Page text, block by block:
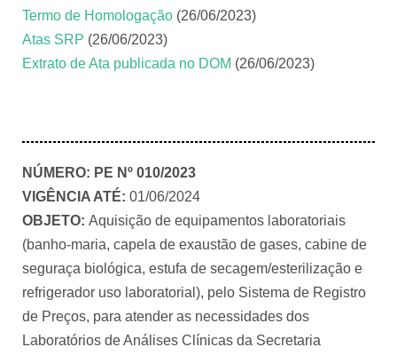
Termo de Homologação (26/06/2023)
Atas SRP (26/06/2023)
Extrato de Ata publicada no DOM (26/06/2023)
NÚMERO: PE Nº 010/2023
VIGÊNCIA ATÉ: 01/06/2024
OBJETO: Aquisição de equipamentos laboratoriais
(banho-maria, capela de exaustão de gases, cabine de
seguraça biológica, estufa de secagem/esterilização e
refrigerador uso laboratorial), pelo Sistema de Registro
de Preços, para atender as necessidades dos
Laboratórios de Análises Clínicas da Secretaria